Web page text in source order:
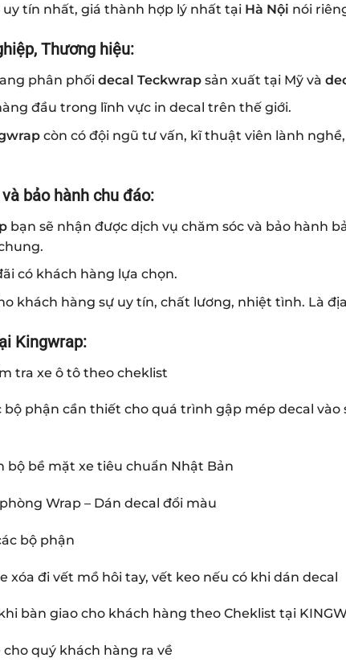
tín nhất, giá thành hợp lý nhất tạiHà Nội nói
Thương hiệu:
phân phối decal Teckwrapsản xuất tại Mỹ và
đầu trong lĩnh vực in decal trên thế giới.
còn có đội ngũ tư vấn, kĩ thuật viên lành
bảo hành chu đáo:
bạn sẽ nhận được dịch vụ chăm sóc và bảo hành
có khách hàng lựa chọn.
khách hàng sự uy tín, chất lương, nhiệt tình. Là
Kingwrap:
tra xe ô tô theo cheklist
bộ phận cần thiết cho quá trình gập mép decal
bộ bề mặt xe tiêu chuẩn Nhật Bản
Wrap – Dán decal đổi màu
bộ phận
xóa đi vết mồ hôi tay, vết keo nếu có khi dán decal
bàn giao cho khách hàng theo Cheklist tại
cho quý khách hàng ra về